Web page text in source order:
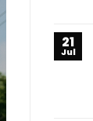
21
Jul